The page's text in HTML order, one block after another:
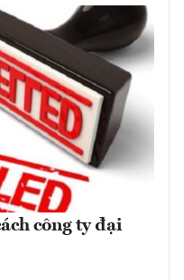
công ty đại